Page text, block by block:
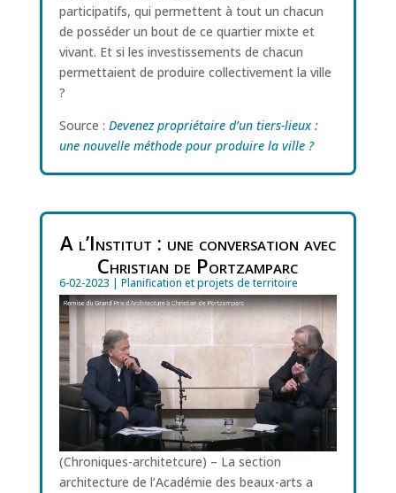
participatifs, qui permettent à tout un chacun
de posséder un bout de ce quartier mixte et
vivant. Et si les investissements de chacun
permettaient de produire collectivement la ville
?
Source : Devenez propriétaire d’un tiers-lieux :
une nouvelle méthode pour produire la ville ?
A l’Institut : une conversation avec
Christian de Portzamparc
6-02-2023 | Planification et projets de territoire
(Chroniques-architetcure) – La section
architecture de l’Académie des beaux-arts a